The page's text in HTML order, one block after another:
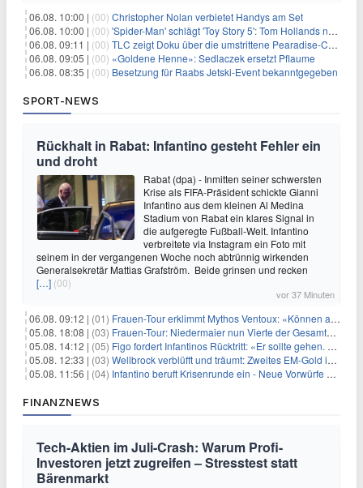
06.08. 10:00 | (00) Christopher Nolan verbietet Handys am Set
06.08. 10:00 | (00) 'Spider-Man' schlägt 'Toy Story 5': Tom Hollands neuer Film bricht alle Rekorde
06.08. 09:11 | (00) TLC zeigt Doku über die umstrittene Pearadise-Community
06.08. 09:05 | (00) «Goldene Henne»: Sedlaczek ersetzt Pflaume
06.08. 08:35 | (00) Besetzung für Raabs Jetski-Event bekanntgegeben
SPORT-NEWS
Rückhalt in Rabat: Infantino gesteht Fehler ein
und droht
Rabat (dpa) - Inmitten seiner schwersten
Krise als FIFA-Präsident schickte Gianni
Infantino aus dem kleinen Al Medina
Stadium von Rabat ein klares Signal in
die aufgeregte Fußball-Welt. Infantino
verbreitete via Instagram ein Foto mit
seinem in der vergangenen Woche noch abtrünnig wirkenden
Generalsekretär Mattias Grafström. Beide grinsen und recken
[…] (00)
vor 37 Minuten
06.08. 09:12 | (01) Frauen-Tour erklimmt Mythos Ventoux: «Können alles schaffen»
05.08. 18:08 | (03) Frauen-Tour: Niedermaier nun Vierte der Gesamtwertung
05.08. 14:12 | (05) Figo fordert Infantinos Rücktritt: «Er sollte gehen. Jetzt»
05.08. 12:33 | (03) Wellbrock verblüfft und träumt: Zweites EM-Gold in Paris
05.08. 11:56 | (04) Infantino beruft Krisenrunde ein - Neue Vorwürfe gegen FIFA
FINANZNEWS
Tech-Aktien im Juli-Crash: Warum Profi-
Investoren jetzt zugreifen – Stresstest statt
Bärenmarkt